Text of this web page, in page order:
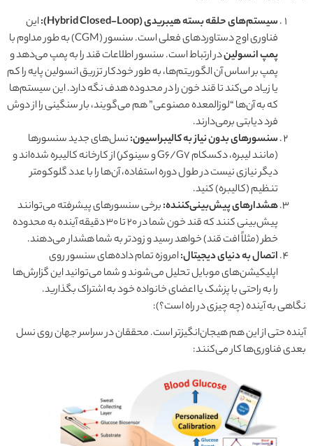
سیستم‌های حلقه بسته هیبریدی (Hybrid Closed-Loop):
این
فناوری اوج دستاوردهای فعلی است. سنسور (CGM) به طور مداوم با
پمپ انسولیندر ارتباط است. سنسور اطلاعات قند را به پمپ می‌دهد و
پمپ بر اساس آن الگوریتم‌ها، به طور خودکار تزریق انسولین پایه را کم
یا زیاد می‌کند تا قند خون را در محدوده هدف نگه دارد. این سیستم‌ها
که به آن‌ها “لوزالمعده مصنوعی” هم می‌گویند، بار سنگینی را از دوش
فرد دیابتی برمی‌دارند.
سنسورهای بدون نیاز به کالیبراسیون:نسل‌های جدید سنسورها
(مانند لیبره، دکسکام G6/G7 و سینوکر) از کارخانه کالیبره شده‌اند و
دیگر نیازی نیست در طول دوره استفاده، آن‌ها را با عدد گلوکومتر
تنظیم (کالیبره) کنید.
هشدارهای پیش‌بینی‌کننده:برخی سنسورهای پیشرفته می‌توانند
پیش‌بینی کنند که قند خون شما در ۲۰ تا ۳۰ دقیقه آینده به محدوده
خطر (مثلاً افت قند) خواهد رسید و زودتر به شما هشدار می‌دهند.
اتصال به دنیای دیجیتال:امروزه تمام داده‌های سنسور روی
اپلیکیشن‌های موبایل تحلیل می‌شوند و شما می‌توانید این گزارش‌ها
را به راحتی با پزشک یا اعضای خانواده خود به اشتراک بگذارید.
نگاهی به آینده (چه چیزی در راه است؟):
آینده حتی از این هم هیجان‌انگیزتر است. محققان در سراسر جهان روی نسل
بعدی فناوری‌ها کار می‌کنند: